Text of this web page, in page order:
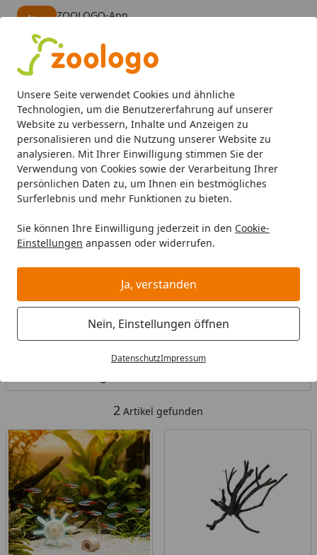
Unsere Seite verwendet Cookies und ähnliche
Technologien, um die Benutzererfahrung auf unserer
Website zu verbessern, Inhalte und Anzeigen zu
personalisieren und die Nutzung unserer Website zu
analysieren. Mit Ihrer Einwilligung stimmen Sie der
Verwendung von Cookies sowie der Verarbeitung Ihrer
persönlichen Daten zu, um Ihnen ein bestmögliches
Surferlebnis und mehr Funktionen zu bieten.
Sie können Ihre Einwilligung jederzeit in den Cookie-
Einstellungen anpassen oder widerrufen.
Ja, verstanden
Nein, Einstellungen öffnen
DatenschutzImpressum
ZOOLOGO-App
Alle Produkte
Mein Konto
Suchen
Startseite
amtra Aquariendekoration
amtra Aquariendekoration
amtra Aquariendekoration bei Zoologo und finden Sie
Haustier. Unser Sortiment umfasst Tierbedarf, Futter
und Zubehör für unterschiedliche Bedürfnisse.
Ihre Artikelübersicht
Kategorien
2 Artikel gefunden